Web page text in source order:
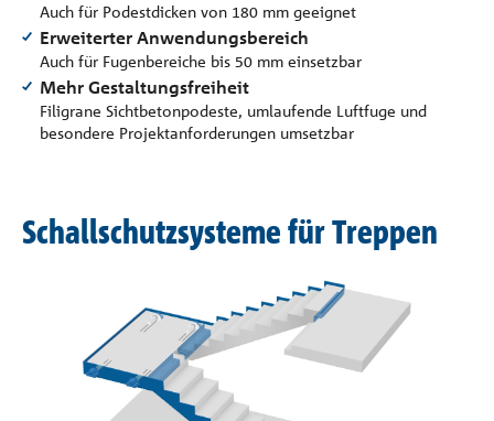
Auch für Podestdicken von 180 mm geeignet
Erweiterter Anwendungsbereich
Auch für Fugenbereiche bis 50 mm einsetzbar
Mehr Gestaltungsfreiheit
Filigrane Sichtbetonpodeste, umlaufende Luftfuge und
besondere Projektanforderungen umsetzbar
Schallschutzsysteme für Treppen